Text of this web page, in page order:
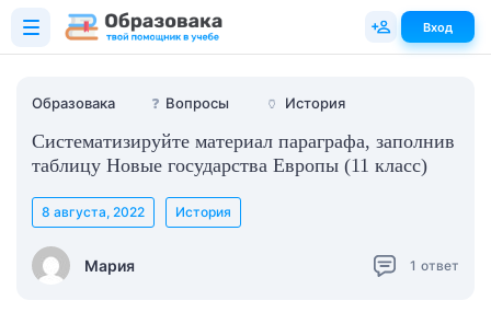
Образовака ❓ Вопросы 🏺 История
Систематизируйте материал параграфа, заполнив
таблицу Новые государства Европы (11 класс)
Мария
8 августа, 2022 История
1 ответ
Вход